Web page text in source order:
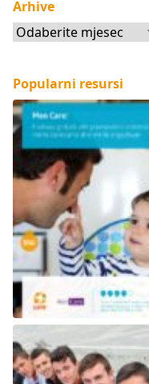
Arhive
Arhive
Popularni resursi